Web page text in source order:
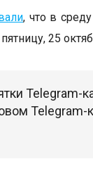
, что в
25